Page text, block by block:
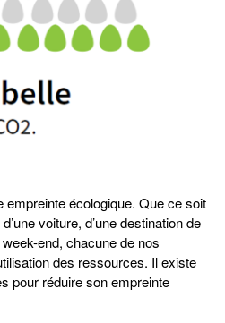
empreinte écologique. Que ce soit
voiture, d’une destination de
end, chacune de nos
des ressources. Il existe
pour réduire son empreinte